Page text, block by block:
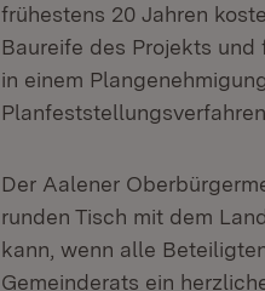
frühestens 20 Jahren
Baureife des Projekts und
in einem
Der Aalener
runden Tisch mit dem
kann, wenn alle
Gemeinderats ein